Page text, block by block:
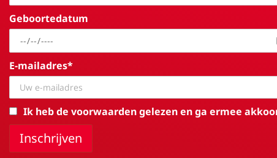
Geboortedatum
E-mailadres*
Ik heb de voorwaarden gelezen en ga ermee